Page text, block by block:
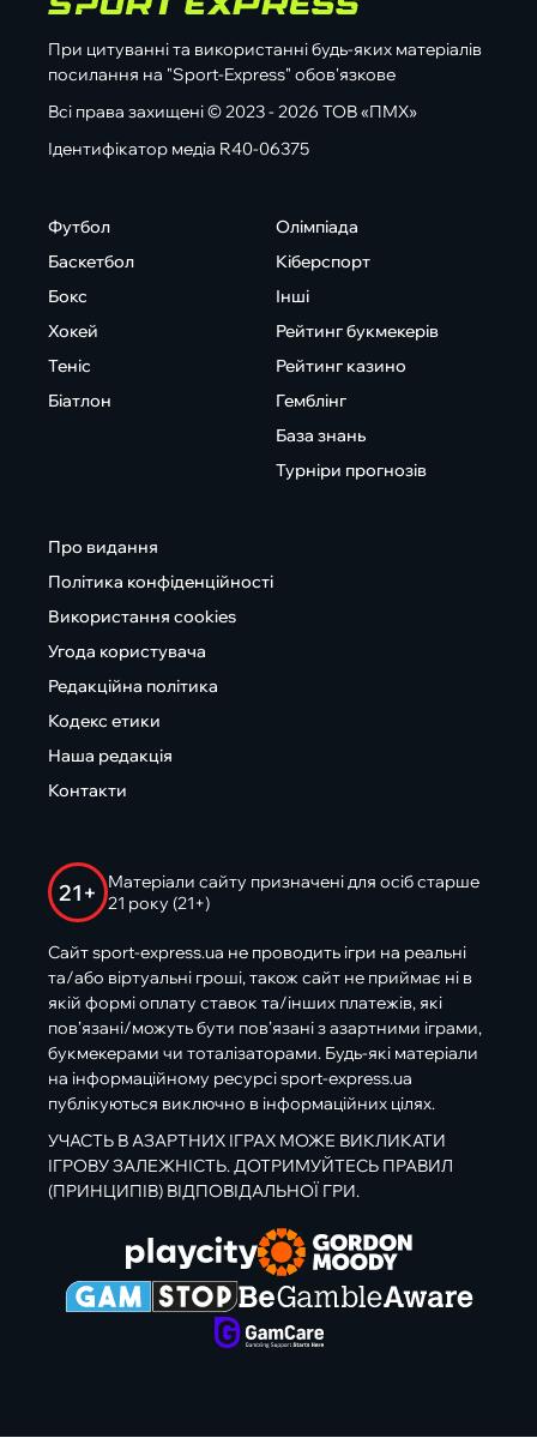
При цитуванні та використанні будь-яких матеріалів
посилання на "Sport-Express" обов'язкове
Всі права захищені © 2023 - 2026 ТОВ «ПМХ»
Ідентифікатор медіа R40-06375
Футбол
Баскетбол
Бокс
Хокей
Теніс
Біатлон
Олімпіада
Кіберспорт
Інші
Рейтинг букмекерів
Рейтинг казино
Гемблінг
База знань
Турніри прогнозів
Про видання
Політика конфіденційності
Використання cookies
Угода користувача
Редакційна політика
Кодекс етики
Наша редакція
Контакти
21+
Матеріали сайту призначені для осіб старше
21 року (21+)
Сайт sport-express.ua не проводить ігри на реальні
та/або віртуальні гроші, також сайт не приймає ні в
якій формі оплату ставок та/інших платежів, які
пов’язані/можуть бути пов’язані з азартними іграми,
букмекерами чи тоталізаторами. Будь-які матеріали
на інформаційному ресурсі sport-express.ua
публікуються виключно в інформаційних цілях.
УЧАСТЬ В АЗАРТНИХ ІГРАХ МОЖЕ ВИКЛИКАТИ
ІГРОВУ ЗАЛЕЖНІСТЬ. ДОТРИМУЙТЕСЬ ПРАВИЛ
(ПРИНЦИПІВ) ВІДПОВІДАЛЬНОЇ ГРИ.